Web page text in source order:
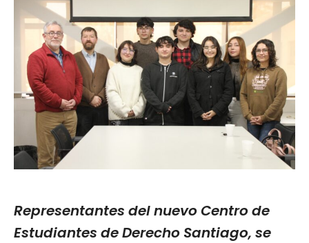
Representantes del nuevo Centro de
Estudiantes de Derecho Santiago, se